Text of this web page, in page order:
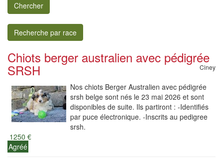
Chercher
Recherche par race
Chiots berger australien avec pédigrée
SRSH Ciney
Nos chiots Berger Australien avec pédigrée
srsh belge sont nés le 23 mai 2026 et sont
disponibles de suite. Ils partiront : -Identifiés
par puce électronique. -Inscrits au pedigree
srsh.
1250 €
Agréé